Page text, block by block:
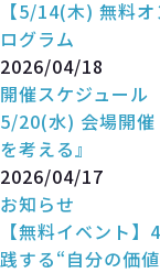
【5/14(木) 無料
ログラム
2026/04/18
開催スケジュール
5/20(水) 会場開催
を考える』
2026/04/17
お知らせ
【無料イベント
践する“自分の価